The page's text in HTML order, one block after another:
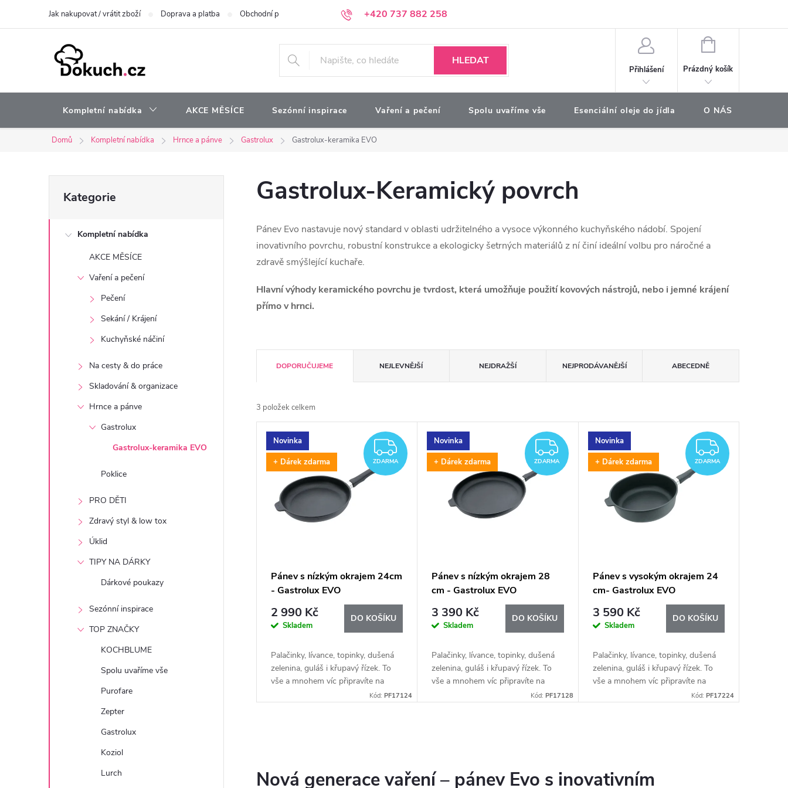
+420 737 882 258
Jak nakupovat / vrátit zboží Doprava a platba Obchodní podmínky Podmínky ochrany osobních údajů
HLEDAT
Přihlášení
NÁKUPNÍ
Prázdný košík
Kompletní nabídka AKCE MĚSÍCE Sezónní inspirace Vaření a pečení Spolu uvaříme vše Esenciální oleje do jídla O NÁS
Domů Kompletní nabídka Hrnce a pánve Gastrolux Gastrolux-keramika EVO
o
kategorie
Kategorie
Kompletní nabídka
AKCE MĚSÍCE
Vaření a pečení
Pečení
Sekání / Krájení
Kuchyňské náčiní
Na cesty & do práce
Skladování & organizace
Hrnce a pánve
Gastrolux
Gastrolux-keramika EVO
Poklice
PRO DĚTI
Zdravý styl & low tox
Úklid
TIPY NA DÁRKY
Dárkové poukazy
Sezónní inspirace
TOP ZNAČKY
KOCHBLUME
Spolu uvaříme vše
Purofare
Zepter
Gastrolux
Koziol
Lurch
Gastrolux-Keramický povrch
Pánev Evo nastavuje nový standard v oblasti udržitelného a vysoce výkonného kuchyňského nádobí. Spojení
inovativního povrchu, robustní konstrukce a ekologicky šetrných materiálů z ní činí ideální volbu pro náročné a
zdravě smýšlející kuchaře.
Hlavní výhody keramického povrchu je tvrdost, která umožňuje použití kovových nástrojů, nebo i jemné krájení
přímo v hrnci.
a
z
e
n
DOPORUČUJEME NEJLEVNĚJŠÍ NEJDRAŽŠÍ NEJPRODÁVANĚJŠÍ ABECEDNĚ
3 položek celkem
V
ý
u
Novinka
+ Dárek zdarma
ZDARMA
ZDARMA
Pánev s nízkým okrajem 24cm
- Gastrolux EVO
2 990 Kč
Skladem
DO KOŠÍKU
Palačinky, lívance, topinky, dušená
zelenina, guláš i křupavý řízek. To
vše a mnohem víc připravíte na
vysoce kvalitních indukčníchKód:PF17124
Novinka
+ Dárek zdarma
ZDARMA
ZDARMA
Pánev s nízkým okrajem 28
cm - Gastrolux EVO
3 390 Kč
Skladem
DO KOŠÍKU
Palačinky, lívance, topinky, dušená
zelenina, guláš i křupavý řízek. To
vše a mnohem víc připravíte na
vysoce kvalitních indukčníchKód: PF17128
Novinka
+ Dárek zdarma
ZDARMA
Pánev s vysokým okrajem 24
cm- Gastrolux EVO
3 590 Kč
Skladem
DO KOŠÍKU
Palačinky, lívance, topinky, dušená
zelenina, guláš i křupavý řízek. To
vše a mnohem víc připravíte na
vysoce kvalitních indukčníchKód: PF17224
v
Nová generace vaření – pánev Evo s inovativním